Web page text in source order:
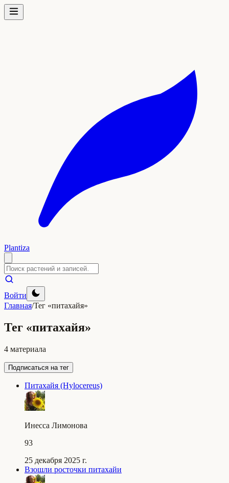
Plantiza
Войти
Главная/Тег «питахайя»
Тег «питахайя»
4 материала
Подписаться на тег
Питахайя (Hylocereus)
Инесса Лимонова
93
25 декабря 2025 г.
Взошли росточки питахайи